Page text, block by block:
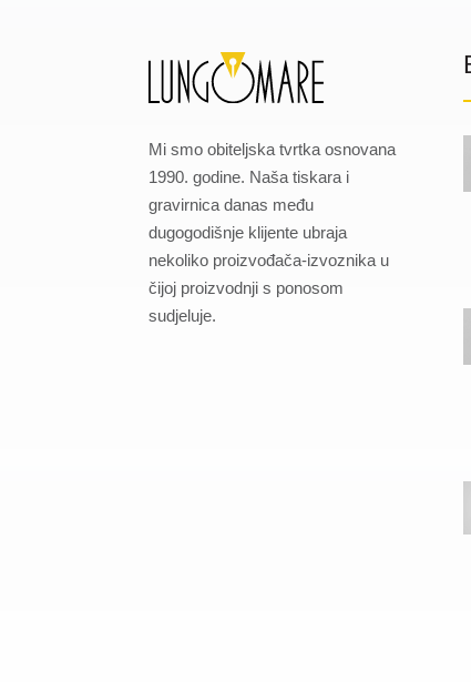
Mi smo obiteljska tvrtka osnovana
1990. godine. Naša tiskara i
gravirnica danas među
dugogodišnje klijente ubraja
nekoliko proizvođača-izvoznika u
čijoj proizvodnji s ponosom
sudjeluje.